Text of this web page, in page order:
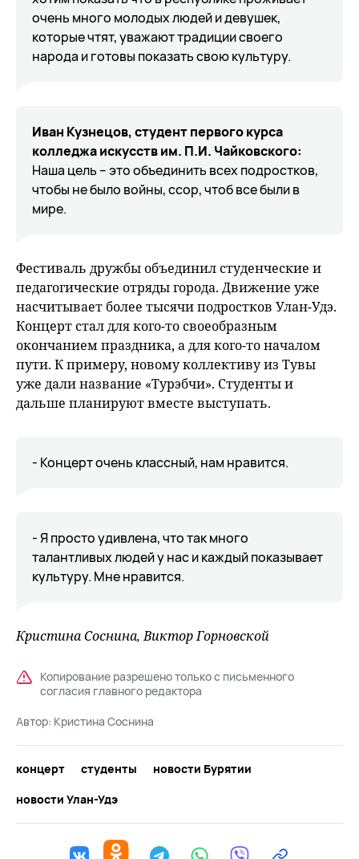
очень много молодых людей и девушек,
которые чтят, уважают традиции своего
народа и готовы показать свою культуру.
Иван Кузнецов, студент первого курса
колледжа искусств им. П.И. Чайковского:
Наша цель – это объединить всех подростков,
чтобы не было войны, ссор, чтоб все были в
мире.
Фестиваль дружбы объединил студенческие и
педагогические отряды города. Движение уже
насчитывает более тысячи подростков Улан-Удэ.
Концерт стал для кого-то своеобразным
окончанием праздника, а для кого-то началом
пути. К примеру, новому коллективу из Тувы
уже дали название «Турэбчи». Студенты и
дальше планируют вместе выступать.
- Концерт очень классный, нам нравится.
- Я просто удивлена, что так много
талантливых людей у нас и каждый показывает
культуру. Мне нравится.
Кристина Соснина, Виктор Горновской
Копирование разрешено только с письменного
согласия главного редактора
Автор: Кристина Соснина
концерт студенты
новости Бурятии
новости Улан-Удэ